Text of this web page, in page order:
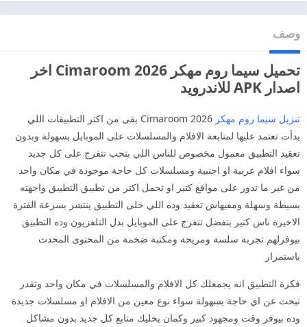
وصف
تحميل سيما روم مهكر 2026 Cimaroom اخر
اصدار APK للاندرويد
تنزيل سيما روم مهكر
2026 Cimaroom بقى من اكتر التطبيقات اللي
بدأت تعتمد عليها لمتابعة الافلام والمسلسلات على الموبايل بسهولة وبدون
تعقيد التطبيق معمول مخصوص للناس اللي بتحب تتفرج على كل جديد
سواء افلام عربية او اجنبية ومسلسلات كل حاجة موجودة في مكان واحد
من غير ما تدور على مواقع كتير او تحمل اكتر من تطبيق التطبيق واجهته
بسيطة وسهلة ومفيهاش تعقيد وده اللي خلى التطبيق ينتشر بسرعة الفترة
الاخيرة ناس كتير بتفضل تتفرج على الموبايل بدل التلفزيون وده التطبيق
بيوفرلهم تجربة سلسة ومريحة ومكتبة ضخمة من المحتوى المحدث
باستمرار
فكرة التطبيق انه يجمعلك كل الافلام والمسلسلات في مكان واحد وتقدر
تبحث عن اي حاجة بسهولة سواء نوع معين من الافلام او مسلسلات جديدة
وده بيوفر وقت ومجهود كبير وكمان يخليك متابع كل جديد بدون مشاكل